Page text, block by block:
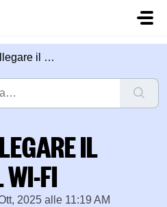
al Wi-Fi
IL
WI-FI
2025 alle 11:19 AM